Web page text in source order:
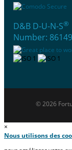
D&B D-U-N-S®
Number:
© 2026
×
Nous utilisons des